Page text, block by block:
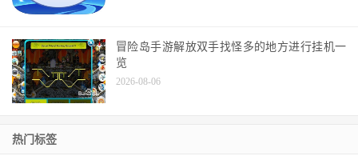
冒险岛手游解放双手找怪多的地方进行挂机一
览
2026-08-06
热门标签